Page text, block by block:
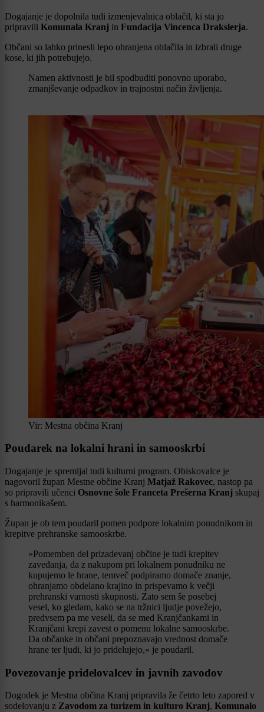
Dogajanje je dopolnila tudi izmenjevalnica oblačil, ki sta jo
pripravili Komunala Kranj in Fundacija Vincenca Drakslerja.
Občani so lahko prinesli lepo ohranjena oblačila in izbrali druge
kose, ki jih potrebujejo.
Namen aktivnosti je bil spodbuditi ponovno uporabo,
zmanjševanje odpadkov in trajnostni način življenja.
Vir: Mestna občina Kranj
Poudarek na lokalni hrani in samooskrbi
Dogajanje je spremljal tudi kulturni program. Obiskovalce je
nagovoril župan Mestne občine Kranj Matjaž Rakovec, nastop pa
so pripravili učenci Osnovne šole Franceta Prešerna Kranj skupaj
s harmonikašem.
Župan je ob tem poudaril pomen podpore lokalnim ponudnikom in
krepitve prehranske samooskrbe.
»Pomemben del prizadevanj občine je tudi krepitev
zavedanja, da z nakupom pri lokalnem ponudniku ne
kupujemo le hrane, temveč podpiramo domače znanje,
ohranjamo obdelano krajino in prispevamo k večji
prehranski varnosti skupnosti. Zato sem še posebej
vesel, ko gledam, kako se na tržnici ljudje povežejo,
predvsem pa me veseli, da se med Kranjčankami in
Kranjčani krepi zavest o pomenu lokalne samooskrbe.
Da občanke in občani prepoznavajo vrednost domače
hrane ter ljudi, ki jo pridelujejo,« je poudaril.
Povezovanje pridelovalcev in javnih zavodov
Dogodek je Mestna občina Kranj pripravila že četrto leto zapored v
sodelovanju z Zavodom za turizem in kulturo Kranj, Komunalo